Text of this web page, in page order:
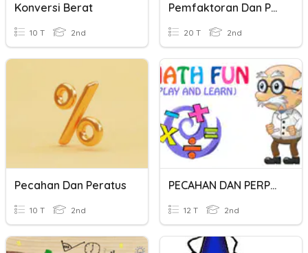
Konversi Berat
10 T 2nd
Pemfaktoran Dan Pecahan Algebra
20 T 2nd
Pecahan Dan Peratus
10 T 2nd
PECAHAN DAN PERPULUHAN
12 T 2nd